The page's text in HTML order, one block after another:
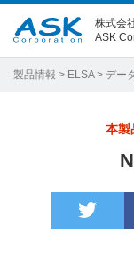
株式会
ASK
製品情報 > ELSA> デー
本製